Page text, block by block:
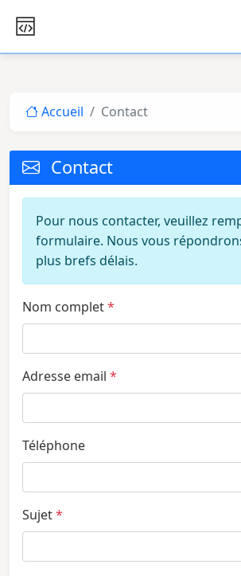
Accueil Contact
Contact
Pour nous contacter, veuillez
formulaire. Nous vous
plus brefs délais.
Nom complet*
Adresse email *
Téléphone
Sujet*